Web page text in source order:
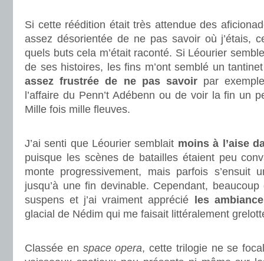
Si cette réédition était très attendue des
assez désorientée de ne pas savoir où j’étais,
quels buts cela m’était raconté. Si Léourier
de ses histoires, les fins m’ont semblé un
assez frustrée de ne pas savoirpar
l’affaire du Penn’t Adébenn ou de voir la fin un
Mille fois mille fleuves.
J’ai senti que Léourier semblait moins à l’aise
puisque les scènes de batailles étaient peu
monte progressivement, mais parfois s’ensuit
jusqu’à une fin devinable. Cependant,
suspens et j’ai vraiment apprécié
les
glacial de Nédim qui me faisait littéralement
Classée en space opera, cette trilogie ne se